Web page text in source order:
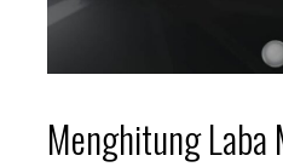
Menghitung Laba